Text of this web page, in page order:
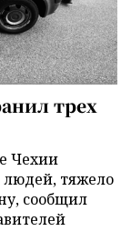
трех
Чехии
тяжело
сообщил